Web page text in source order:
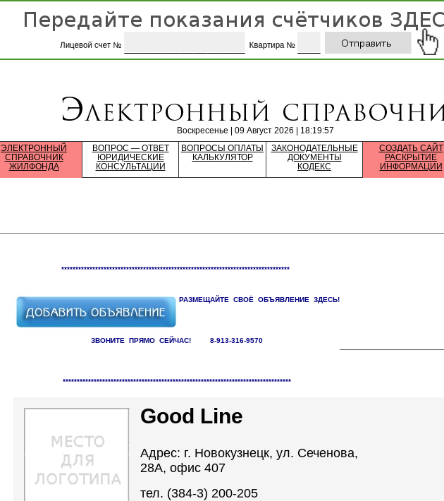
Воскресенье | 09 Август 2026 | 18:19:57
ЭЛЕКТРОННЫЙ
СПРАВОЧНИК
ЖИЛФОНДА
ВОПРОС — ОТВЕТ
ЮРИДИЧЕСКИЕ
КОНСУЛЬТАЦИИ
ВОПРОСЫ ОПЛАТЫ
КАЛЬКУЛЯТОР
ЗАКОНОДАТЕЛЬНЫЕ
ДОКУМЕНТЫ
КОДЕКС
СОЗДАТЬ САЙТ
РАСКРЫТИЕ
ИНФОРМАЦИИ
*********************************************************************************
РАЗМЕЩАЙТЕ СВОЁ ОБЪЯВЛЕНИЕ ЗДЕСЬ!
ЗВОНИТЕ ПРЯМО СЕЙЧАС! 8-913-316-9570
*********************************************************************************
Good Line
Адрес: г. Новокузнецк, ул. Сеченова,
28А, офис 407
тел. (384-3) 200-205